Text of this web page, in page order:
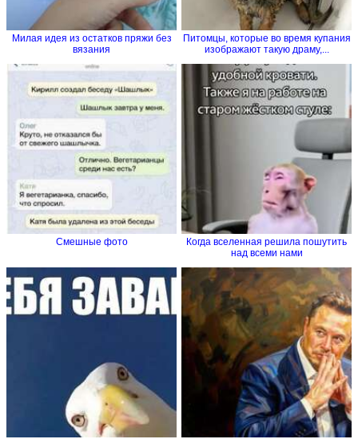
Милая идея из остатков пряжи без
вязания
Питомцы, которые во время купания
изображают такую драму,...
Смешные фото
Когда вселенная решила пошутить
над всеми нами